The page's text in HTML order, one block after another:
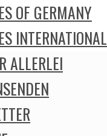
OF GERMANY
INTERNATIONAL
ALLERLEI